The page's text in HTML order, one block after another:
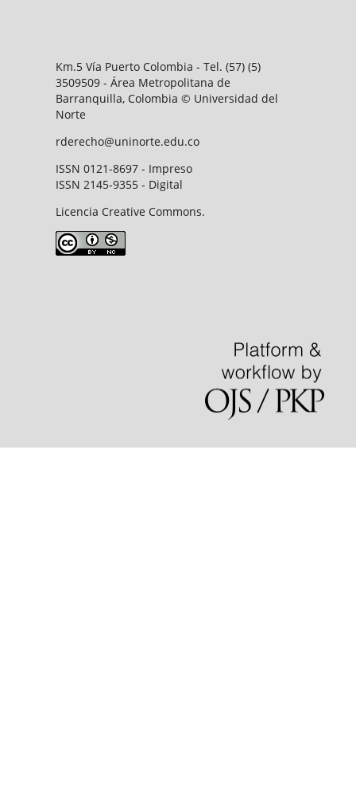
Km.5 Vía Puerto Colombia - Tel. (57) (5)
3509509 - Área Metropolitana de
Barranquilla, Colombia © Universidad del
Norte
rderecho@uninorte.edu.co
ISSN 0121-8697 - Impreso
ISSN 2145-9355 - Digital
Licencia Creative Commons.